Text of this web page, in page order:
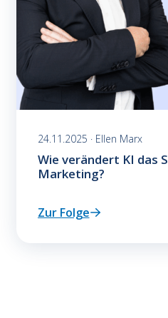
24.11.2025 · Ellen Marx
Wie verändert KI das
Marketing?
Zur Folge
: Wie verändert KI das